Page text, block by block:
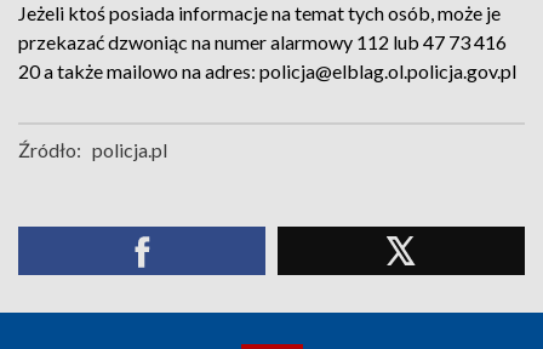
Jeżeli ktoś posiada informacje na temat tych osób, może je
przekazać dzwoniąc na numer alarmowy 112 lub 47 73 416
20 a także mailowo na adres: policja@elblag.ol.policja.gov.pl
Źródło: policja.pl